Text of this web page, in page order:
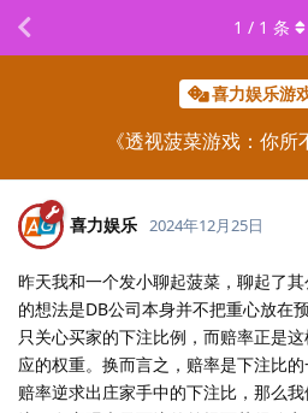
喜力娱乐游
《透视菠菜游戏：你所
1 / 1 条
喜力娱乐 2024年12月25日
昨天我和一个发小聊起菠菜，聊起了
的想法是DB公司本身并不把重心放在
只关心买家的下注比例，而赔率正是
应的权重。换而言之，赔率是下注比
赔率逆求出庄家手中的下注比，那么